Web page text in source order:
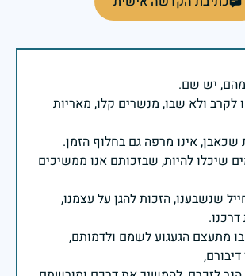
ולא שבו, מנשרים קלו, מאריות
שיכלו להיות, שבזכותם אנו ממשיכים
שנשבענו, הזכות להגן על עצמנו,
מתעצם הגעגוע לשמם ולדמותם,